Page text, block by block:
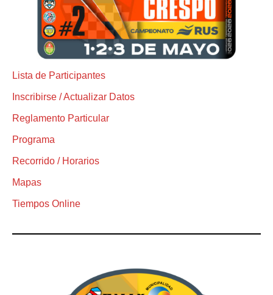
Lista de Participantes
Inscribirse / Actualizar Datos
Reglamento Particular
Programa
Recorrido / Horarios
Mapas
Tiempos Online